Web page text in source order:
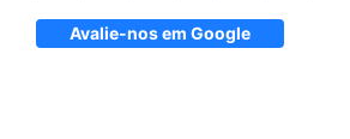
Avalie-nos em Google